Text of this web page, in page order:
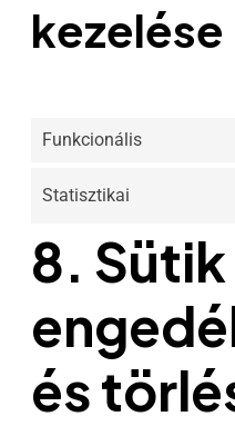
kezelése
Funkcionális
Statisztikai
8. Sütik
és